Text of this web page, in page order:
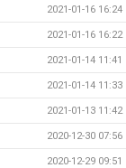
2021-01-16 16:24
2021-01-16 16:22
2021-01-14 11:41
2021-01-14 11:33
2021-01-13 11:42
2020-12-30 07:56
2020-12-29 09:51